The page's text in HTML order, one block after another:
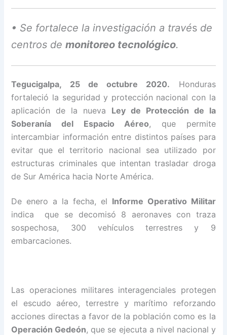
• Se fortalece la investigación a través de
centros demonitoreo tecnológico.
Tegucigalpa, 25 de octubre 2020. Honduras
fortaleció la seguridad y protección nacional con la
aplicación de la nueva Ley de Protección de la
Soberanía del Espacio Aéreo, que permite
intercambiar información entre distintos países para
evitar que el territorio nacional sea utilizado por
estructuras criminales que intentan trasladar droga
de Sur América hacia Norte América.
De enero a la fecha, el Informe Operativo Militar
indica que se decomisó 8 aeronaves con traza
sospechosa, 300 vehículos terrestres y 9
embarcaciones.
Las operaciones militares interagenciales protegen
el escudo aéreo, terrestre y marítimo reforzando
acciones directas a favor de la población como es la
Operación Gedeón, que se ejecuta a nivel nacional y